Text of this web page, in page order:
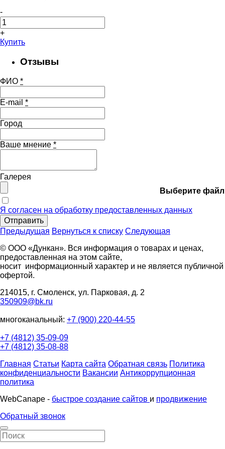
-
+
Купить
Отзывы
ФИО *
E-mail *
Город
Ваше мнение *
Галерея
Выберите файл
Я согласен на обработку предоставленных данных
Отправить
Предыдущая Вернуться к списку Следующая
© ООО «Дункан». Вся информация о товарах и ценах,
предоставленная на этом сайте,
носит информационный характер и не является публичной
офертой.
214015, г. Смоленск, ул. Парковая, д. 2
350909@bk.ru
многоканальный: +7 (900) 220-44-55
+7 (4812) 35-09-09
+7 (4812) 35-08-88
Главная Статьи Карта сайта Обратная связь Политика
конфиденциальности Вакансии Антикоррупционная
политика
WebCanape - быстрое создание сайтов и продвижение
Обратный звонок